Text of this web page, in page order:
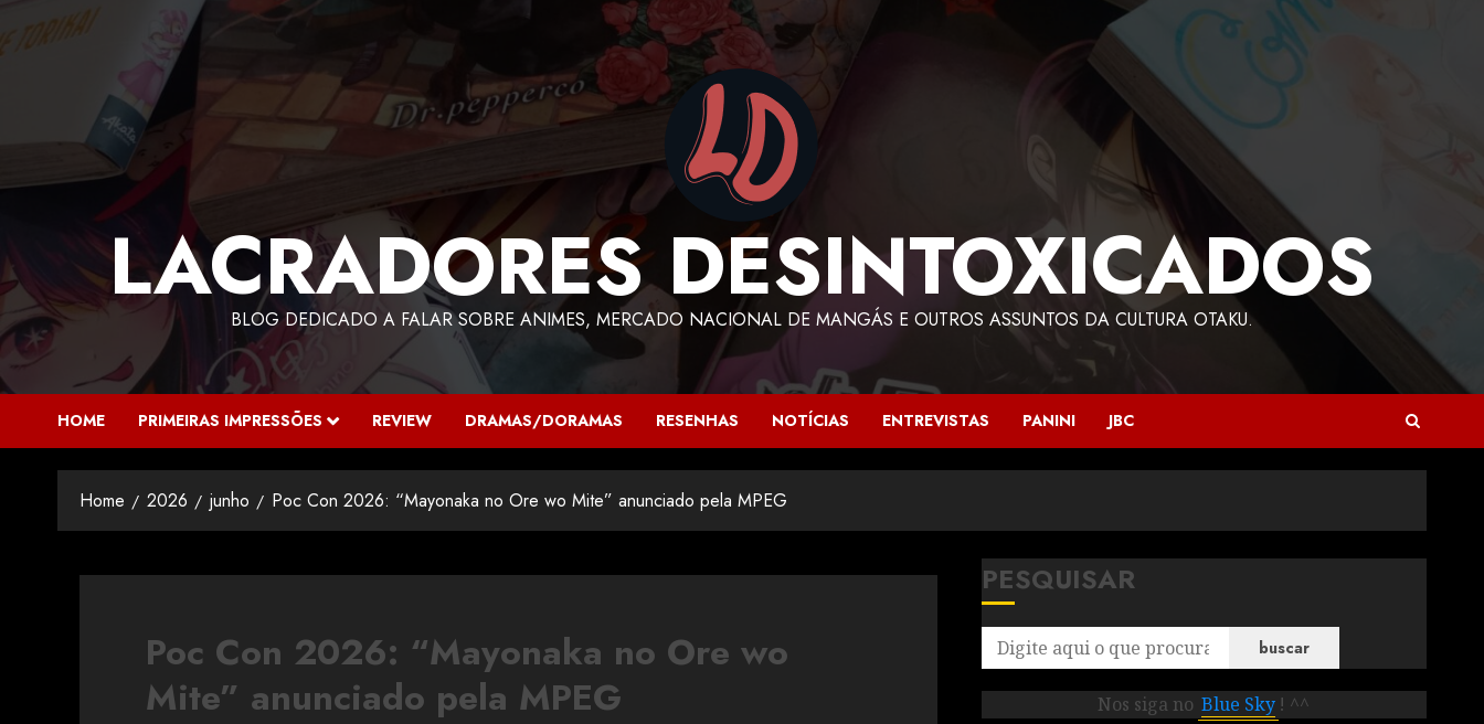
LACRADORES DESINTOXICADOS
BLOG DEDICADO A FALAR SOBRE ANIMES, MERCADO NACIONAL DE MANGÁS E OUTROS ASSUNTOS DA CULTURA OTAKU.
HOME PRIMEIRAS IMPRESSÕES REVIEW DRAMAS/DORAMAS RESENHAS NOTÍCIAS ENTREVISTAS PANINI JBC
Home 2026 junho Poc Con 2026: “Mayonaka no Ore wo Mite” anunciado pela MPEG
Poc Con 2026: “Mayonaka no Ore wo
Mite” anunciado pela MPEG
PESQUISAR
buscar
Nos siga no Blue Sky ! ^^